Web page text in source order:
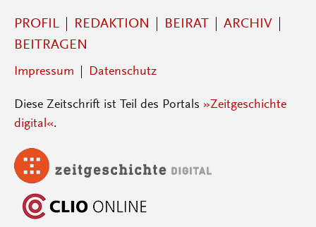
PROFIL REDAKTION BEIRAT
ARCHIV
BEITRAGEN
Impressum Datenschutz
Diese Zeitschrift ist Teil des Portals »Zeitgeschichte
digital«.